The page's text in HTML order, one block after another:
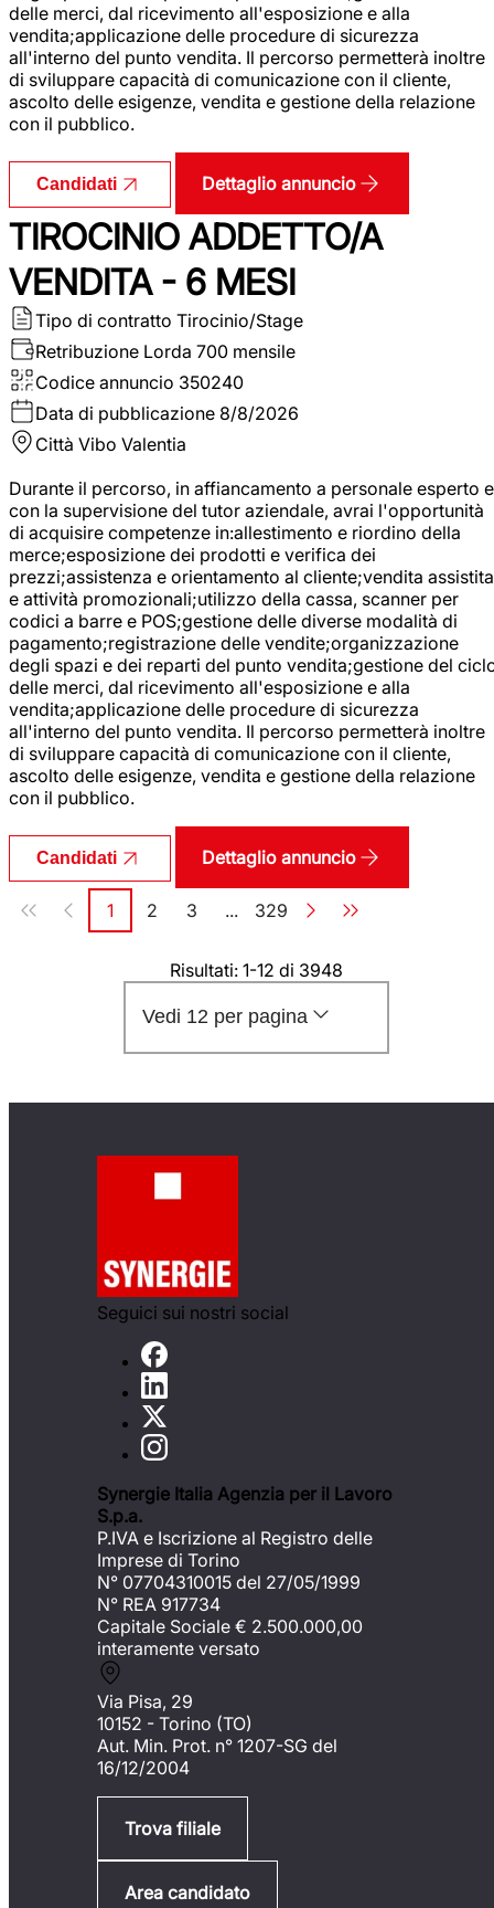
delle merci, dal ricevimento all'esposizione e alla
vendita;applicazione delle procedure di sicurezza
all'interno del punto vendita. Il percorso permetterà inoltre
di sviluppare capacità di comunicazione con il cliente,
ascolto delle esigenze, vendita e gestione della relazione
con il pubblico.
Candidati Dettaglio annuncio
TIROCINIO ADDETTO/A
VENDITA - 6 MESI
Tipo di contratto Tirocinio/Stage
Retribuzione Lorda 700 mensile
Codice annuncio 350240
Data di pubblicazione 8/8/2026
Città Vibo Valentia
Durante il percorso, in affiancamento a personale esperto e
con la supervisione del tutor aziendale, avrai l'opportunità
di acquisire competenze in:allestimento e riordino della
merce;esposizione dei prodotti e verifica dei
prezzi;assistenza e orientamento al cliente;vendita assistita
e attività promozionali;utilizzo della cassa, scanner per
codici a barre e POS;gestione delle diverse modalità di
pagamento;registrazione delle vendite;organizzazione
degli spazi e dei reparti del punto vendita;gestione del
delle merci, dal ricevimento all'esposizione e alla
vendita;applicazione delle procedure di sicurezza
all'interno del punto vendita. Il percorso permetterà inoltre
di sviluppare capacità di comunicazione con il cliente,
ascolto delle esigenze, vendita e gestione della relazione
con il pubblico.
Candidati Dettaglio annuncio
Paginazione
Pagina
1 Pagina
2 Pagina
3 ... Pagina
329
Risultati: 1-12 di 3948
Vedi 12 per pagina
Seguici sui nostri social
Synergie Italia Agenzia per il Lavoro
S.p.a.
P.IVA e Iscrizione al Registro delle
Imprese di Torino
N° 07704310015 del 27/05/1999
N° REA 917734
Capitale Sociale € 2.500.000,00
interamente versato
Via Pisa, 29
10152 - Torino (TO)
Aut. Min. Prot. n° 1207-SG del
16/12/2004
Trova filiale
Area candidato